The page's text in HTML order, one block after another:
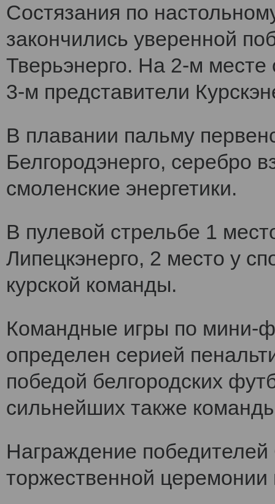
Состязания по
закончились уверенной
Тверьэнерго. На 2-м
3-м представители
В плавании пальму
Белгородэнерго, серебро
смоленские энергетики.
В пулевой стрельбе 1
Липецкэнерго, 2 место у
курской команды.
Командные игры по мини-
определен серией
победой белгородских
сильнейших также
Награждение
торжественной